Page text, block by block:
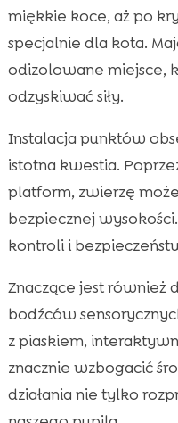
miękkie koce, aż po
specjalnie dla kota.
odizolowane miejsce,
odzyskiwać siły.
Instalacja punktów
istotna kwestia.
platform, zwierzę
bezpiecznej
kontroli i
Znaczące jest również
bodźców
z piaskiem,
znacznie wzbogacić
działania nie tylko